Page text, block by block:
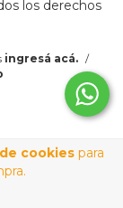
cookiespara
los derechos
ingresá acá. /